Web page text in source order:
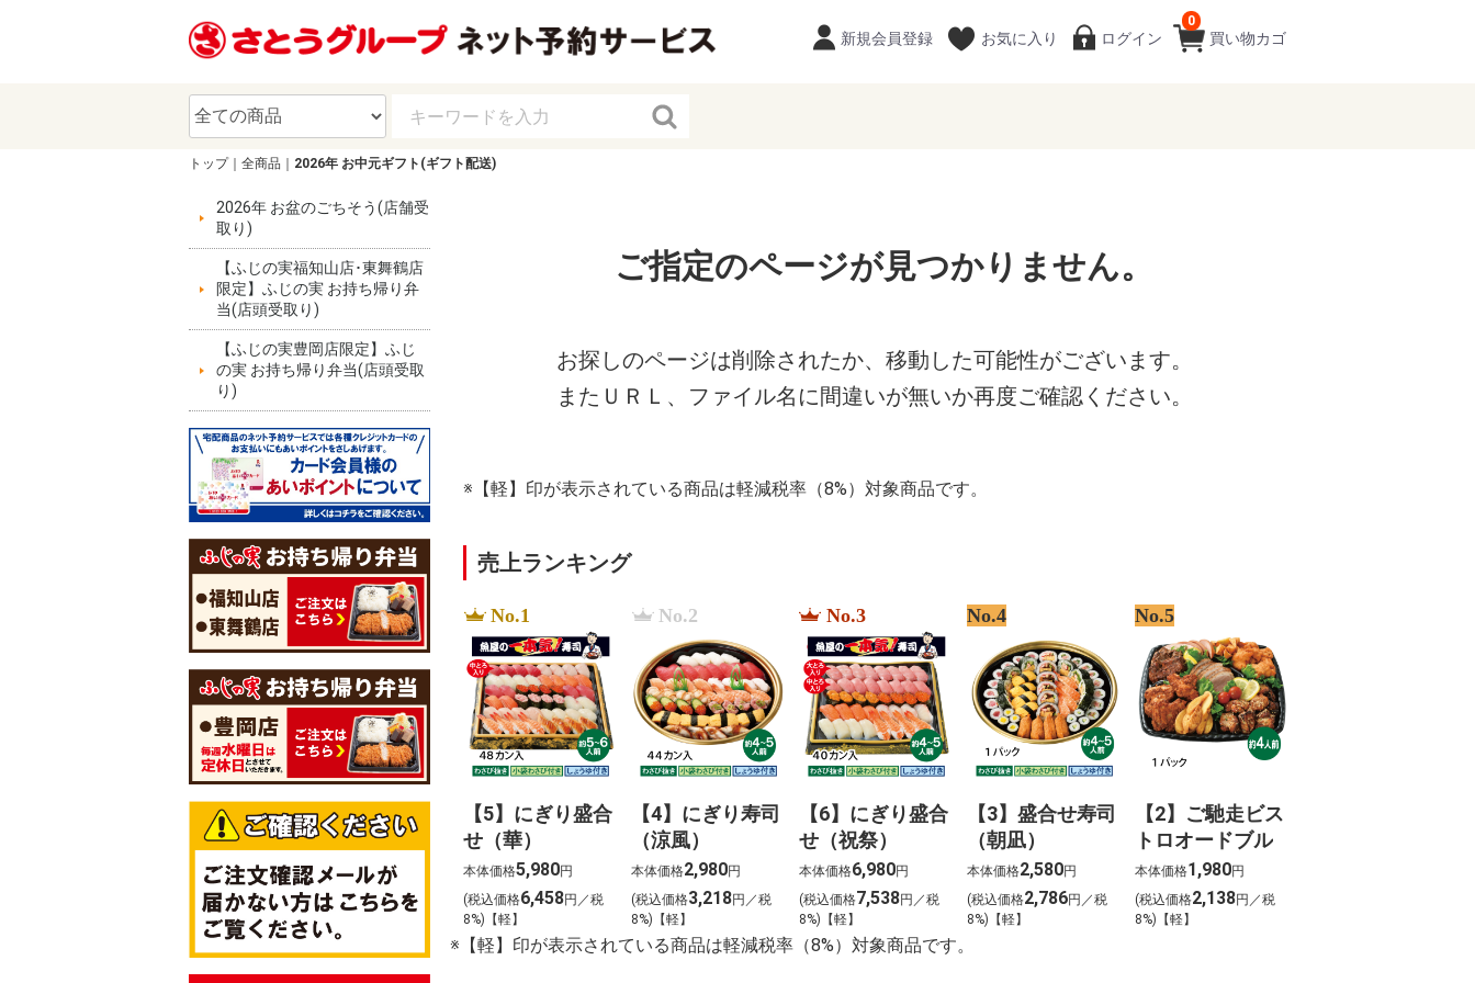
買い物カゴ
0
新規会員登録 お気に入り ログイン
トップ 全商品 2026年 お中元ギフト(ギフト配送)
2026年 お盆のごちそう(店舗受
取り)
【ふじの実福知山店･東舞鶴店
限定】ふじの実 お持ち帰り弁
当(店頭受取り)
【ふじの実豊岡店限定】ふじ
の実 お持ち帰り弁当(店頭受取
り)
ご指定のページが見つかりません。
お探しのページは削除されたか、移動した可能性がございます。
またＵＲＬ、ファイル名に間違いが無いか再度ご確認ください。
※【軽】印が表示されている商品は軽減税率（8%）対象商品です。
売上ランキング
No.1
【5】にぎり盛合
せ（華）
本体価格5,980円
(税込価格6,458円／税
8%)【軽】
No.2
【4】にぎり寿司
（涼風）
本体価格2,980円
(税込価格3,218円／税
8%)【軽】
No.3
【6】にぎり盛合
せ（祝祭）
本体価格6,980円
(税込価格7,538円／税
8%)【軽】
No.4
【3】盛合せ寿司
（朝凪）
本体価格2,580円
(税込価格2,786円／税
8%)【軽】
No.5
【2】ご馳走ビス
トロオードブル
本体価格1,980円
(税込価格2,138円／税
8%)【軽】
※【軽】印が表示されている商品は軽減税率（8%）対象商品です。